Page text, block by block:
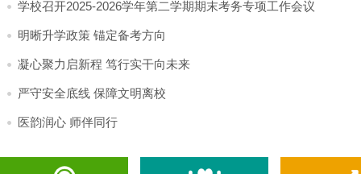
学校召开2025-2026学年第二学期期末考务专项工作会议
明晰升学政策 锚定备考方向
凝心聚力启新程 笃行实干向未来
严守安全底线 保障文明离校
医韵润心 师伴同行